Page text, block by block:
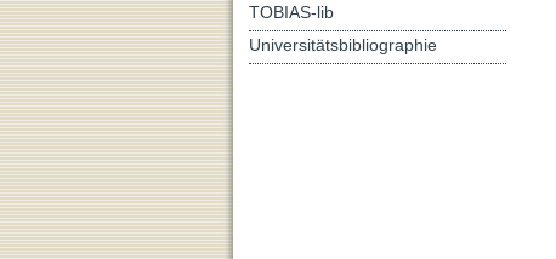
TOBIAS-lib
Universitätsbibliographie